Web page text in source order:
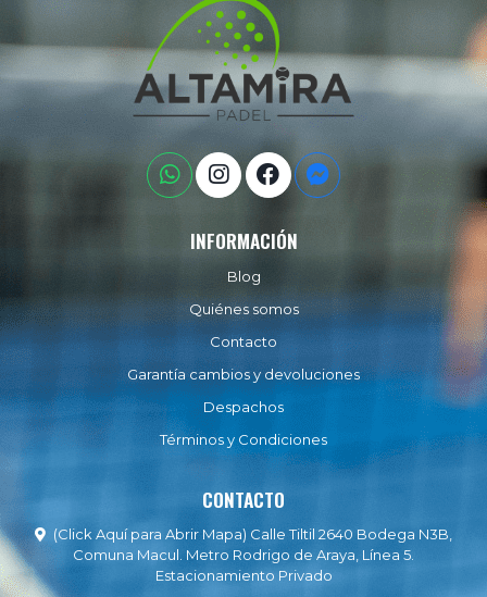
INFORMACIÓN
Blog
Quiénes somos
Contacto
Garantía cambios y devoluciones
Despachos
Términos y Condiciones
CONTACTO
(Click Aquí para Abrir Mapa) Calle Tiltil 2640 Bodega N3B,
Comuna Macul. Metro Rodrigo de Araya, Línea 5.
Estacionamiento Privado